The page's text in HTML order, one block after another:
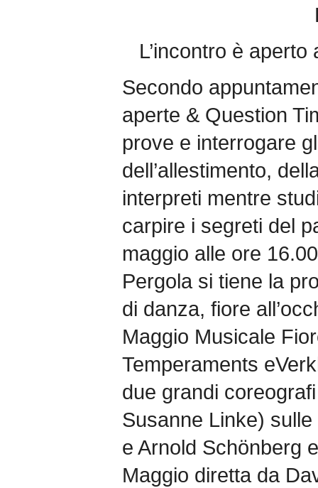
L’incontro è
Secondo
aperte & Question
prove e interrogare
dell’allestimento,
interpreti mentre
carpire i segreti del
maggio alle ore
Pergola si tiene la
di danza, fiore
Maggio Musicale
Temperaments
due grandi
Susanne Linke)
e Arnold Schönberg
Maggio diretta da